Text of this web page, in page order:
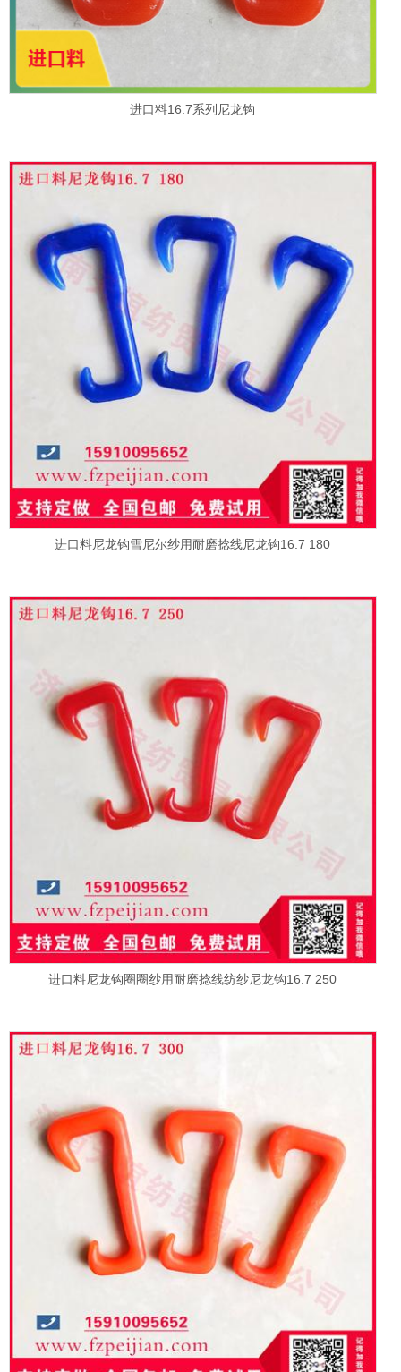
进口料16.7系列尼龙钩
进口料尼龙钩雪尼尔纱用耐磨捻线尼龙钩16.7 180
进口料尼龙钩圈圈纱用耐磨捻线纺纱尼龙钩16.7 250